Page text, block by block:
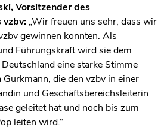
Vorsitzender des
vzbv: „Wir freuen uns sehr, dass wir
gewinnen konnten. Als
Führungskraft wird sie dem
eine starke Stimme
Gurkmann, die den vzbv in einer
und Geschäftsbereichsleiterin
geleitet hat und noch bis zum
leiten wird.“